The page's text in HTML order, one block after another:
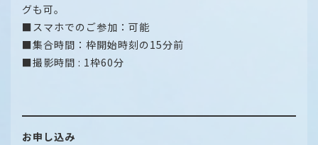
グも可。
■スマホでのご参加：可能
■集合時間：枠開始時刻の15分前
■撮影時間 : 1枠60分
お申し込み